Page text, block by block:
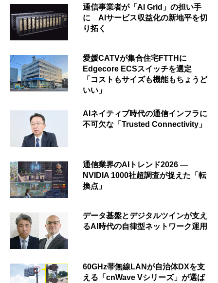
通信事業者が「AI Grid」の担い手
に AIサービス収益化の新地平を切
り拓く
愛媛CATVが集合住宅FTTHに
Edgecore ECSスイッチを選定
「コストもサイズも機能もちょうど
いい」
AIネイティブ時代の通信インフラに
不可欠な「Trusted Connectivity」
通信業界のAIトレンド2026 ―
NVIDIA 1000社超調査が捉えた「転
換点」
データ基盤とデジタルツインが支え
るAI時代の自律型ネットワーク運用
60GHz帯無線LANが自治体DXを支
える「cnWave Vシリーズ」が選ば